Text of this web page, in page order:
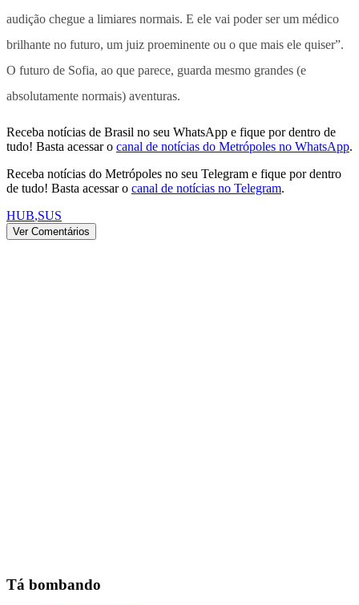
audição chegue a limiares normais. E ele vai poder ser um médico
brilhante no futuro, um juiz proeminente ou o que mais ele quiser”.
O futuro de Sofia, ao que parece, guarda mesmo grandes (e
absolutamente normais) aventuras.
Receba notícias de Brasil no seu WhatsApp e fique por dentro de
tudo! Basta acessar o canal de notícias do Metrópoles no WhatsApp.
Receba notícias do Metrópoles no seu Telegram e fique por dentro
de tudo! Basta acessar o canal de notícias no Telegram.
HUB,SUS
Ver Comentários
Tá bombando